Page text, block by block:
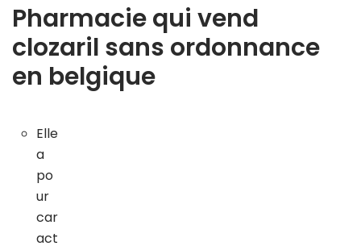
Pharmacie qui vend
clozaril sans ordonnance
en belgique
Elle
a
po
ur
car
act